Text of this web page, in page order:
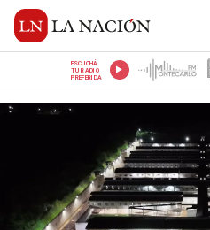
ESCUCHÁ
TU RADIO
PREFERIDA